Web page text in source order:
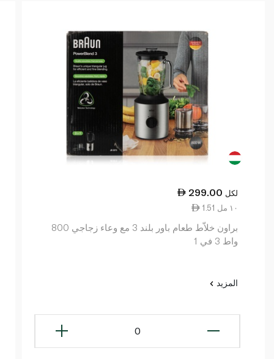
299.00 لكل
1.51 ١٠ مل
براون خلاّط طعام باور بلند 3 مع وعاء زجاجي 800
واط 3 في 1
المزيد
0